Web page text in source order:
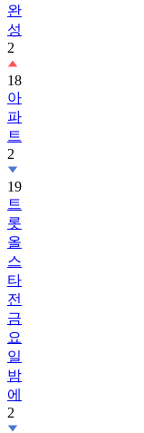
완
성
2
18
아
파
트
2
19
트
롯
올
스
타
전
금
요
일
밤
에
2